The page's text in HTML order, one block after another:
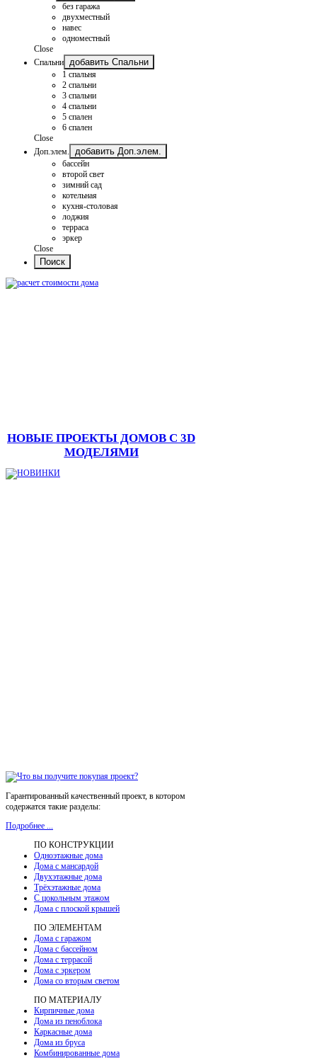
без гаража
двухместный
навес
одноместный
Close
Спальни
добавить Спальни
1 спальня
2 спальни
3 спальни
4 спальни
5 спален
6 спален
Close
Доп.элем.
добавить Доп.элем.
бассейн
второй свет
зимний сад
котельная
кухня-столовая
лоджия
терраса
эркер
Close
НОВЫЕ ПРОЕКТЫ ДОМОВ С 3D
МОДЕЛЯМИ
Гарантированный качественный проект, в котором
содержатся такие разделы:
Подробнее ...
ПО КОНСТРУКЦИИ
Одноэтажные дома
Дома с мансардой
Двухэтажные дома
Трёхэтажные дома
С цокольным этажом
Дома с плоской крышей
ПО ЭЛЕМЕНТАМ
Дома с гаражом
Дома с бассейном
Дома с террасой
Дома с эркером
Дома со вторым светом
ПО МАТЕРИАЛУ
Кирпичные дома
Дома из пеноблока
Каркасные дома
Дома из бруса
Комбинированные дома